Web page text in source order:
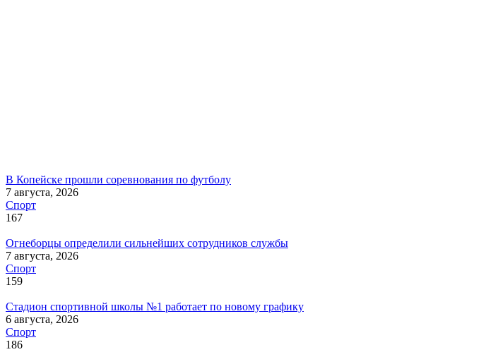
В Копейске прошли соревнования по футболу
7 августа, 2026
Спорт
167
Огнеборцы определили сильнейших сотрудников службы
7 августа, 2026
Спорт
159
Стадион спортивной школы №1 работает по новому графику
6 августа, 2026
Спорт
186